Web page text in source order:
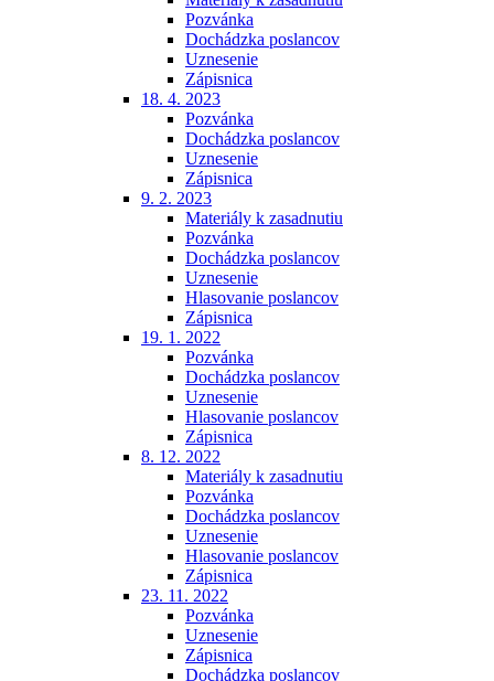
Pozvánka
Dochádzka poslancov
Uznesenie
Zápisnica
18. 4. 2023
Pozvánka
Dochádzka poslancov
Uznesenie
Zápisnica
9. 2. 2023
Materiály k zasadnutiu
Pozvánka
Dochádzka poslancov
Uznesenie
Hlasovanie poslancov
Zápisnica
19. 1. 2022
Pozvánka
Dochádzka poslancov
Uznesenie
Hlasovanie poslancov
Zápisnica
8. 12. 2022
Materiály k zasadnutiu
Pozvánka
Dochádzka poslancov
Uznesenie
Hlasovanie poslancov
Zápisnica
23. 11. 2022
Pozvánka
Uznesenie
Zápisnica
Dochádzka poslancov